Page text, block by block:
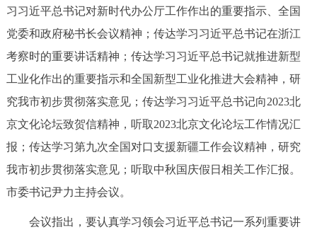
中介服务 阳光政务
政民互动
参与调查
习习近平总书记对新时代办公厅工作作出的重要指示、全国
党委和政府秘书长会议精神；传达学习习近平总书记在浙江
考察时的重要讲话精神；传达学习习近平总书记就推进新型
工业化作出的重要指示和全国新型工业化推进大会精神，研
究我市初步贯彻落实意见；传达学习习近平总书记向2023北
京文化论坛致贺信精神，听取2023北京文化论坛工作情况汇
报；传达学习第九次全国对口支援新疆工作会议精神，研究
我市初步贯彻落实意见；听取中秋国庆假日相关工作汇报。
市委书记尹力主持会议。
会议指出，要认真学习领会习近平总书记一系列重要讲